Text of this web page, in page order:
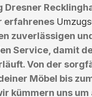
Dresner
erfahrenes
zuverlässigen
Service, damit
Von der
Möbel bis
kümmern uns um